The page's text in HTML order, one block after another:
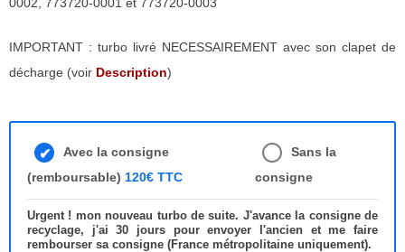
IMPORTANT : turbo livré NECESSAIREMENT avec son clapet de
décharge (voir Description)
Avec la consigne
(remboursable) 120€ TTC
Sans la
consigne
Urgent ! mon nouveau turbo de suite. J'avance la consigne de
recyclage, j'ai 30 jours pour envoyer l'ancien et me faire
rembourser sa consigne (France métropolitaine uniquement).